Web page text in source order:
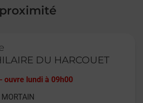
DU HARCOUET
-ouvre lundi à 09h00